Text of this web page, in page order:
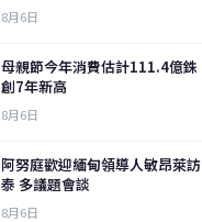
8月6日
母親節今年消費估計111.4億銖
創7年新高
8月6日
阿努庭歡迎緬甸領導人敏昂萊訪
泰 多議題會談
8月6日